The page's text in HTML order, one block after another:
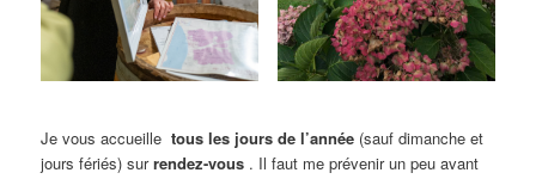
Je vous accueille tous les jours de l’année (sauf dimanche et
jours fériés) surrendez-vous . Il faut me prévenir un peu avant